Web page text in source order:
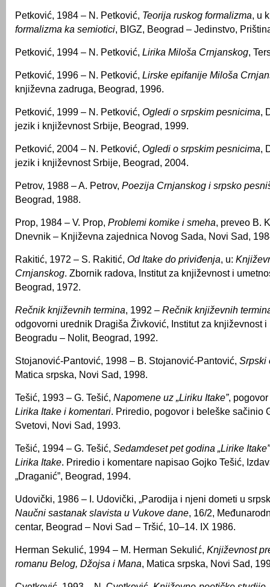
Petković, 1984 – N. Petković, Teorija ruskog formalizma, u
formalizma ka semiotici, BIGZ, Beograd – Jedinstvo,
Petković, 1994 – N. Petković, Lirika Miloša Crnjanskog,
Petković, 1996 – N. Petković, Lirske epifanije Miloša
književna zadruga, Beograd, 1996.
Petković, 1999 – N. Petković, Ogledi o srpskim pesnicima,
jezik i književnost Srbije, Beograd, 1999.
Petković, 2004 – N. Petković, Ogledi o srpskim pesnicima,
jezik i književnost Srbije, Beograd, 2004.
Petrov, 1988 – A. Petrov, Poezija Crnjanskog i srpsko
Beograd, 1988.
Prop, 1984 – V. Prop, Problemi komike i smeha, preveo B.
Dnevnik – Književna zajednica Novog Sada, Novi Sad,
Rakitić, 1972 – S. Rakitić, Od Itake do priviđenja, u:
Crnjanskog. Zbornik radova, Institut za književnost i
Beograd, 1972.
Rečnik književnih termina, 1992 – Rečnik književnih
odgovorni urednik Dragiša Živković, Institut za književnost i
Beogradu – Nolit, Beograd, 1992.
Stojanović-Pantović, 1998 – B. Stojanović-Pantović, Srpski
Matica srpska, Novi Sad, 1998.
Tešić, 1993 – G. Tešić, Napomene uz „Liriku Itake”,
Lirika Itake i komentari. Priredio, pogovor i beleške sačinio
Svetovi, Novi Sad, 1993.
Tešić, 1994 – G. Tešić, Sedamdeset pet godina „Lirike Itake”
Lirika Itake. Priredio i komentare napisao Gojko Tešić,
„Draganić”, Beograd, 1994.
Udovički, 1986 – I. Udovički, „Parodija i njeni dometi u
Naučni sastanak slavista u Vukove dane, 16/2,
centar, Beograd – Novi Sad – Tršić, 10–14. IX 1986.
Herman Sekulić, 1994 – M. Herman Sekulić, Književnost
romanu Belog, Džojsa i Mana, Matica srpska, Novi Sad,